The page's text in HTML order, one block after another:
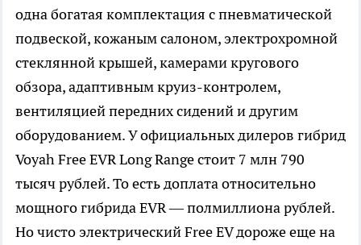
одна богатая комплектация с пневматической
подвеской, кожаным салоном, электрохромной
стеклянной крышей, камерами кругового
обзора, адаптивным круиз-контролем,
вентиляцией передних сидений и другим
оборудованием. У официальных дилеров гибрид
Voyah Free EVR Long Range стоит 7 млн 790
тысяч рублей. То есть доплата относительно
мощного гибрида EVR — полмиллиона рублей.
Но чисто электрический Free EV дороже еще на